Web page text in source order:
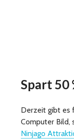
Spart 50
Derzeit gibt es
Computer Bild,
Ninjago